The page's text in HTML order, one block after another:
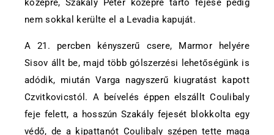
középre, Szakály Péter középre tartó fejese pedig
nem sokkal kerülte el a Levadia kapuját.
A 21. percben kényszerű csere, Marmor helyére
Sisov állt be, majd több gólszerzési lehetőségünk is
adódik, miután Varga nagyszerű kiugratást kapott
Czvitkovicstól. A beívelés éppen elszállt Coulibaly
feje felett, a hosszún Szakály fejesét blokkolta egy
védő, de a kipattanót Coulibaly szépen tette maga